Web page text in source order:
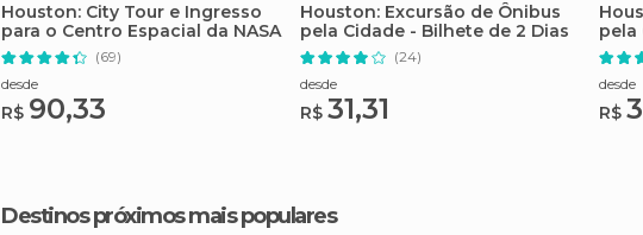
Houston: City Tour e Ingresso
para o Centro Espacial da NASA
(69)
desde
R$ 90,33
Houston: Excursão de Ônibus
pela Cidade - Bilhete de 2 Dias
(24)
desde
R$ 31,31
pela
desde
R$
Destinos próximos mais populares